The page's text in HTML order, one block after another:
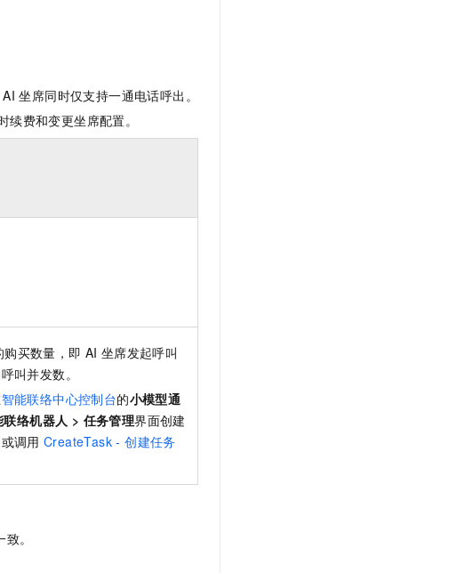
AI 坐席同时仅支持一通电话呼出。
费和变更坐席配置。
购买数量，即 AI 坐席发起呼叫
叫并发数。
智能联络中心控制台的小模型通
联络机器人 > 任务管理界面创建
调用 CreateTask - 创建任务
。